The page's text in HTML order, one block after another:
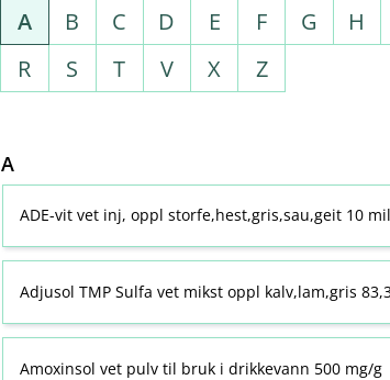
A B C D E F G H
R
S T V X Z
A
ADE-vit vet inj, oppl storfe,hest,gris,sau,geit 10
Adjusol TMP Sulfa vet mikst oppl kalv,lam,gris
Amoxinsol vet pulv til bruk i drikkevann 500 mg/g